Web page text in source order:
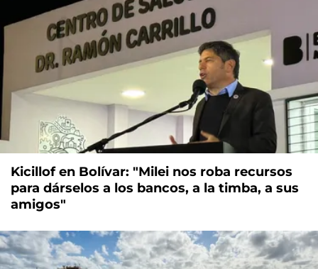
Kicillof en Bolívar: "Milei nos roba recursos
para dárselos a los bancos, a la timba, a sus
amigos"